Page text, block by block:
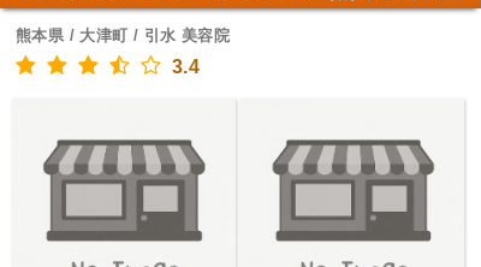
熊本県 / 大津町 / 引水 美容院
3.4